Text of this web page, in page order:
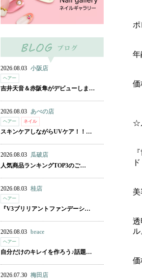
年
☆
透
2026.08.03 小阪店
ヘアー
吉井天音＆赤阪隼がデビューしま…
2026.08.03 あべの店
ヘアー ネイル
スキンケアしながらUVケア！！…
2026.08.03
瓜破店
人気商品ランキングTOP3のご…
2026.08.03 桂店
ヘアー
『V3ブリリアントファンデーシ…
2026.08.03 brace
ヘアー
自分だけのキレイを作ろう♪話題…
2026.07.30 梅田店